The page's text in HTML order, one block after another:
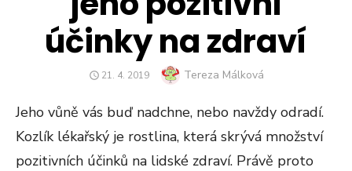
účinky na zdraví
POSTED
21. 4. 2019 Author
Tereza Málková
Jeho vůně vás buď nadchne, nebo navždy odradí.
Kozlík lékařský je rostlina, která skrývá množství
pozitivních účinků na lidské zdraví. Právě proto